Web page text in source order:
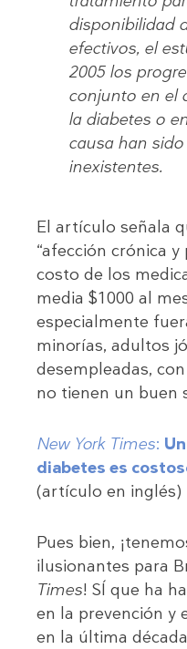
disponibilidad
efectivos, el
2005 los
conjunto en el
la diabetes o
causa han
inexistentes.
El artículo señala
“afección crónica
costo de los
media $1000 al
especialmente
minorías, adultos
desempleadas,
no tienen un buen
New York Times:
diabetes es
(artículo en inglés)
Pues bien,
ilusionantes para
Times! SÍ que ha
en la prevención y
en la última